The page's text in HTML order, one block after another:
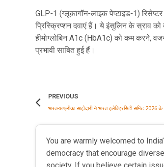
GLP-1 (ग्लूकागॉन-लाइक पेप्टाइड-1)
प्रिस्क्रिप्शन दवाएं हैं। ये इंसुलिन के स्राव
हीमोग्लोबिन A1c (HbA1c) को कम करने,
प्रभावी साबित हुई हैं।
PREVIOUS
You are warmly welcomed to
democracy that encourage